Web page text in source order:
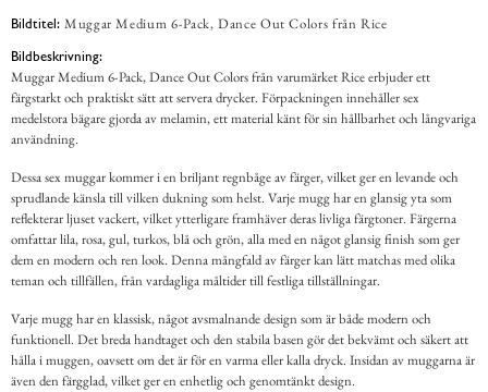
Bildtitel: Muggar Medium 6-Pack, Dance Out Colors från Rice
Bildbeskrivning:
Muggar Medium 6-Pack, Dance Out Colors från varumärket Rice erbjuder ett
färgstarkt och praktiskt sätt att servera drycker. Förpackningen innehåller sex
medelstora bägare gjorda av melamin, ett material känt för sin hållbarhet och långvariga
användning.
Dessa sex muggar kommer i en briljant regnbåge av färger, vilket ger en levande och
sprudlande känsla till vilken dukning som helst. Varje mugg har en glansig yta som
reflekterar ljuset vackert, vilket ytterligare framhäver deras livliga färgtoner. Färgerna
omfattar lila, rosa, gul, turkos, blå och grön, alla med en något glansig finish som ger
dem en modern och ren look. Denna mångfald av färger kan lätt matchas med olika
teman och tillfällen, från vardagliga måltider till festliga tillställningar.
Varje mugg har en klassisk, något avsmalnande design som är både modern och
funktionell. Det breda handtaget och den stabila basen gör det bekvämt och säkert att
hålla i muggen, oavsett om det är för en varma eller kalla dryck. Insidan av muggarna är
även den färgglad, vilket ger en enhetlig och genomtänkt design.